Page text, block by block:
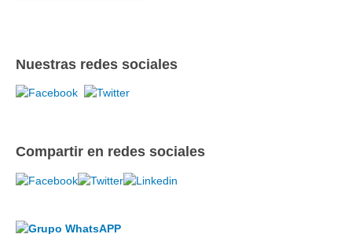
Nuestras redes sociales
Compartir en redes sociales